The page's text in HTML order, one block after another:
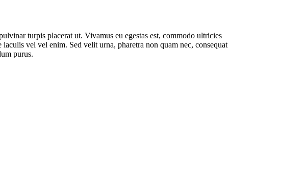
turpis placerat ut. Vivamus eu egestas est, commodo ultricies
vel vel enim. Sed velit urna, pharetra non quam nec, consequat
purus.